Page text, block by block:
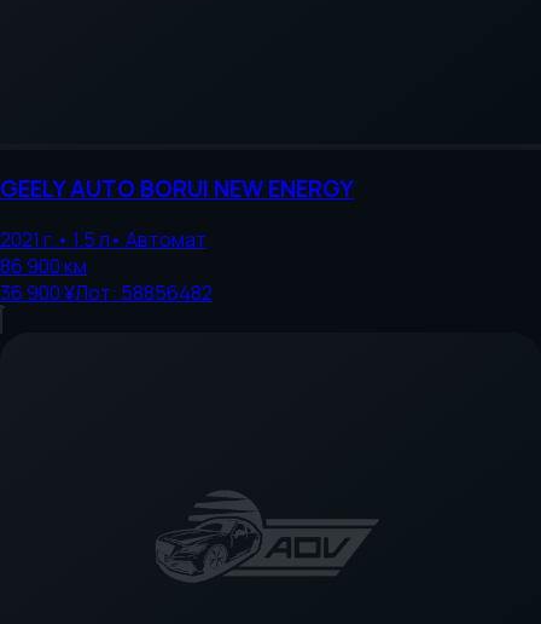
GEELY AUTO BORUI NEW ENERGY
2021 г.• 1.5л• Автомат
86 900км
36 900 ¥Лот: 58856482